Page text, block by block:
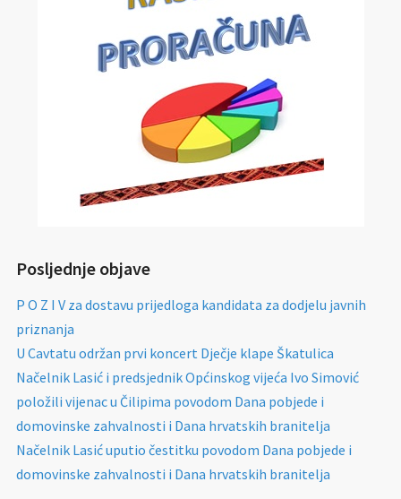
Posljednje objave
P O Z I V za dostavu prijedloga kandidata za dodjelu javnih
priznanja
U Cavtatu održan prvi koncert Dječje klape Škatulica
Načelnik Lasić i predsjednik Općinskog vijeća Ivo Simović
položili vijenac u Čilipima povodom Dana pobjede i
domovinske zahvalnosti i Dana hrvatskih branitelja
Načelnik Lasić uputio čestitku povodom Dana pobjede i
domovinske zahvalnosti i Dana hrvatskih branitelja